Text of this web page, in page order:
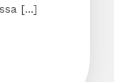
[...]